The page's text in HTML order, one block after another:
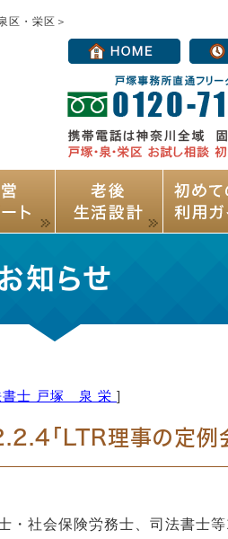
区・栄区＞
知らせ
書士 戸塚 泉 栄 ]
「LTR理事の定例
・社会保険労務士、司法書士